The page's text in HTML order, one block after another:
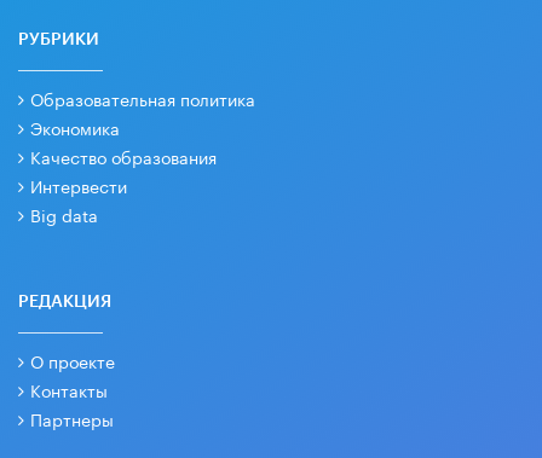
РУБРИКИ
Образовательная политика
Экономика
Качество образования
Интервести
Big data
РЕДАКЦИЯ
О проекте
Контакты
Партнеры